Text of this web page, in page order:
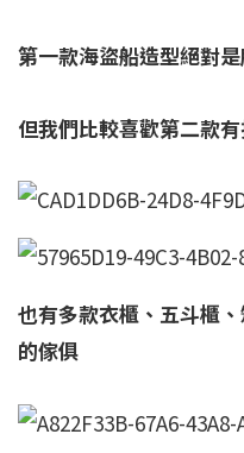
第一款海盜船造型絕對
但我們比較喜歡第二款
也有多款衣櫃、五斗櫃
的傢俱